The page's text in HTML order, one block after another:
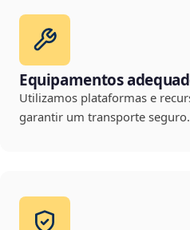
Equipamentos
Utilizamos plataformas e
garantir um transporte seguro.